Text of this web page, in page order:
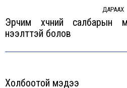
ДАРААХ
Next
Эрчим хүчний салбарын
нээлттэй болов
Холбоотой мэдээ